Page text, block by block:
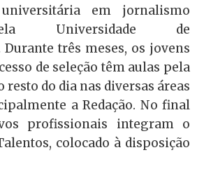
em jornalismo
Universidade de
três meses, os jovens
de seleção têm aulas pela
resto do dia nas diversas áreas
a Redação. No final
profissionais integram o
colocado à disposição